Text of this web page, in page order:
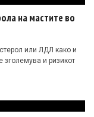
на мастите во
или ЛДЛ како и
зголемува и ризикот